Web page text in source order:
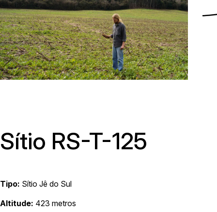
Menu
Sítio RS-T-125
Tipo: Sítio Jê do Sul
Altitude: 423 metros
Av. Avelino Talini, 171, bairro Universitário | Lajeado/RS, Brasil |